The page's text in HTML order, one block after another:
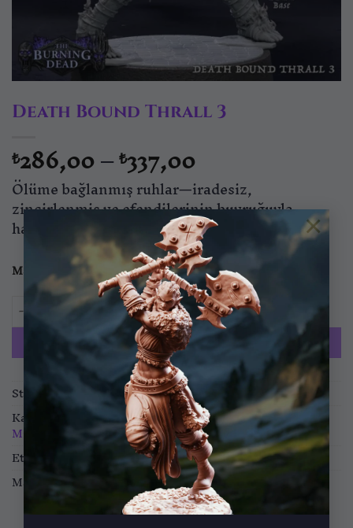
×
Death Bound Thrall 3
₺286,00–₺337,00Fiyat
aralığı:
₺286,00
-
₺337,00
Ölüme bağlanmış ruhlar—iradesiz,
zincirlenmiş ve efendilerinin buyruğuyla
hareket eden lanetli köleler.
Malzeme Standart ABS
Death Bound Thrall 3 adet
SEPETE EKLE
Stok kodu:
MF-2305-MIN-07
Kategoriler:
Minyatürler,RPG Minyatürleri,Wargame
Minyatürleri
Etiketler: The Burning Dead
Marka:Mammoth Factory